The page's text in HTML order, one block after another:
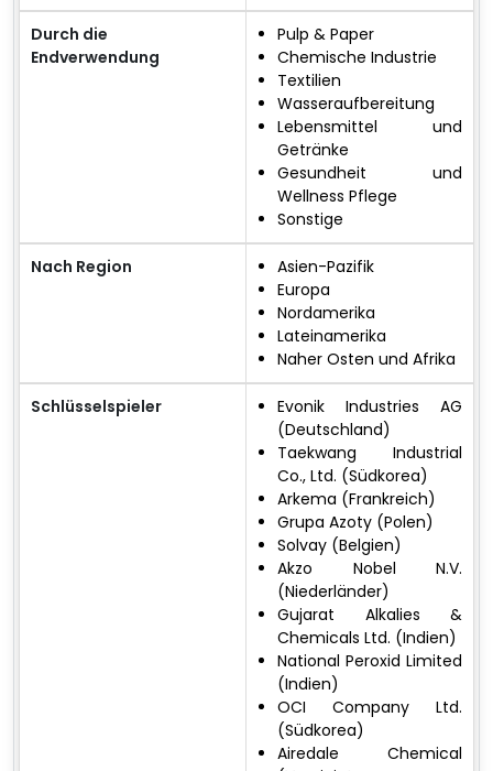
Durch die
Endverwendung
Pulp & Paper
Chemische Industrie
Textilien
Wasseraufbereitung
Lebensmittel und
Getränke
Gesundheit und
Wellness Pflege
Sonstige
Nach Region
Asien-Pazifik
Europa
Nordamerika
Lateinamerika
Naher Osten und Afrika
Schlüsselspieler
Evonik Industries AG
(Deutschland)
Taekwang Industrial
Co., Ltd. (Südkorea)
Arkema (Frankreich)
Grupa Azoty (Polen)
Solvay (Belgien)
Akzo Nobel N.V.
(Niederländer)
Gujarat Alkalies &
Chemicals Ltd. (Indien)
National Peroxid Limited
(Indien)
OCI Company Ltd.
(Südkorea)
Airedale Chemical